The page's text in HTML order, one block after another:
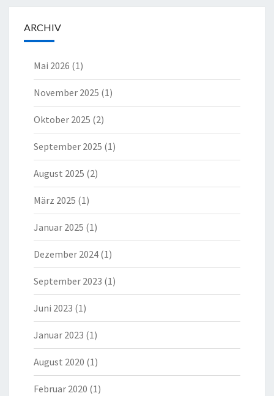
ARCHIV
Mai 2026 (1)
November 2025 (1)
Oktober 2025 (2)
September 2025 (1)
August 2025 (2)
März 2025 (1)
Januar 2025 (1)
Dezember 2024 (1)
September 2023 (1)
Juni 2023 (1)
Januar 2023 (1)
August 2020 (1)
Februar 2020 (1)